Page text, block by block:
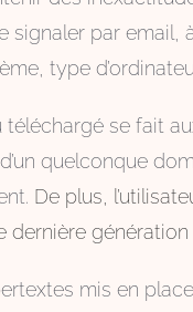
signaler par email,
type
se fait
quelconque
De plus,
dernière
mis en